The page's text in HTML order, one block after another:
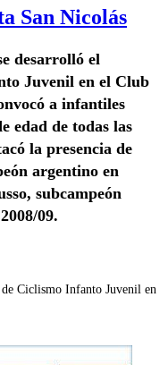
San Nicolás
desarrolló el
Juvenil en el Club
a infantiles
edad de todas las
la presencia de
argentino en
subcampeón
09.
Ciclismo Infanto Juvenil en